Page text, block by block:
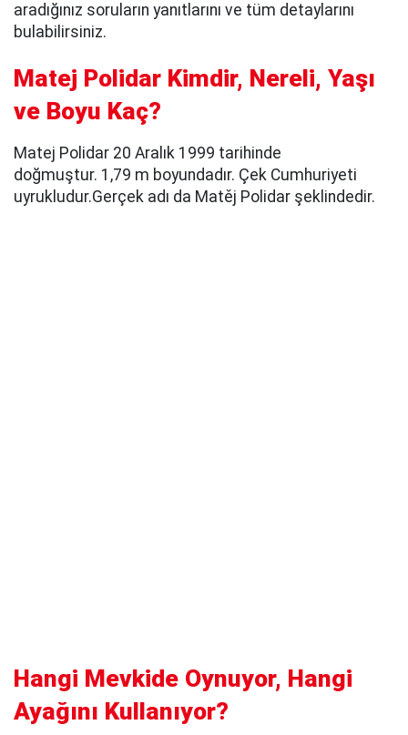
aradığınız soruların yanıtlarını ve tüm detaylarını
bulabilirsiniz.
Matej Polidar Kimdir, Nereli, Yaşı
ve Boyu Kaç?
Matej Polidar 20 Aralık 1999 tarihinde
doğmuştur. 1,79 m boyundadır. Çek Cumhuriyeti
uyrukludur.Gerçek adı da Matěj Polidar şeklindedir.
Hangi Mevkide Oynuyor, Hangi
Ayağını Kullanıyor?